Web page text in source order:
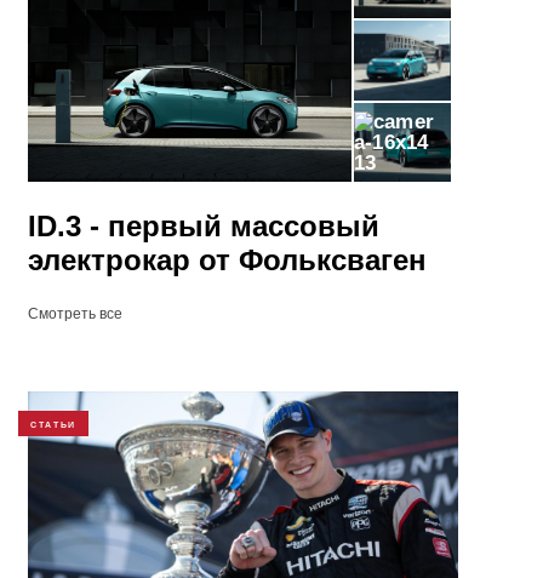
13
ID.3 - первый массовый
электрокар от Фольксваген
Смотреть все
СТАТЬИ